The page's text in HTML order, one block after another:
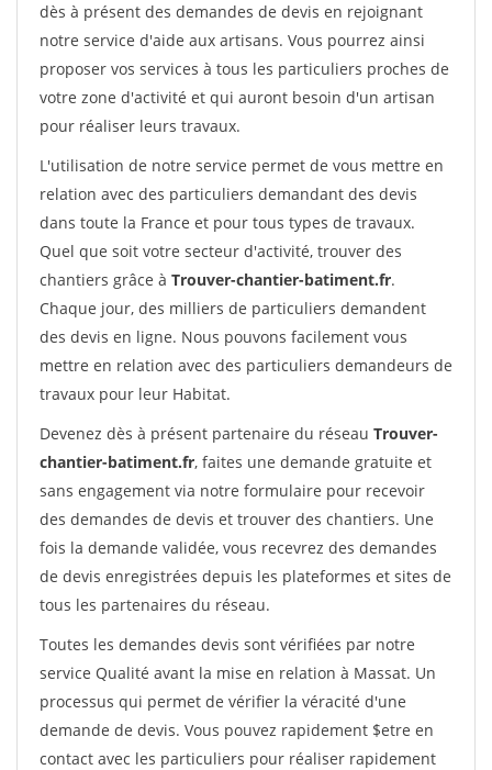
dès à présent des demandes de devis en rejoignant
notre service d'aide aux artisans. Vous pourrez ainsi
proposer vos services à tous les particuliers proches de
votre zone d'activité et qui auront besoin d'un artisan
pour réaliser leurs travaux.
L'utilisation de notre service permet de vous mettre en
relation avec des particuliers demandant des devis
dans toute la France et pour tous types de travaux.
Quel que soit votre secteur d'activité, trouver des
chantiers grâce à Trouver-chantier-batiment.fr.
Chaque jour, des milliers de particuliers demandent
des devis en ligne. Nous pouvons facilement vous
mettre en relation avec des particuliers demandeurs de
travaux pour leur Habitat.
Devenez dès à présent partenaire du réseau Trouver-
chantier-batiment.fr, faites une demande gratuite et
sans engagement via notre formulaire pour recevoir
des demandes de devis et trouver des chantiers. Une
fois la demande validée, vous recevrez des demandes
de devis enregistrées depuis les plateformes et sites de
tous les partenaires du réseau.
Toutes les demandes devis sont vérifiées par notre
service Qualité avant la mise en relation à Massat. Un
processus qui permet de vérifier la véracité d'une
demande de devis. Vous pouvez rapidement $etre en
contact avec les particuliers pour réaliser rapidement